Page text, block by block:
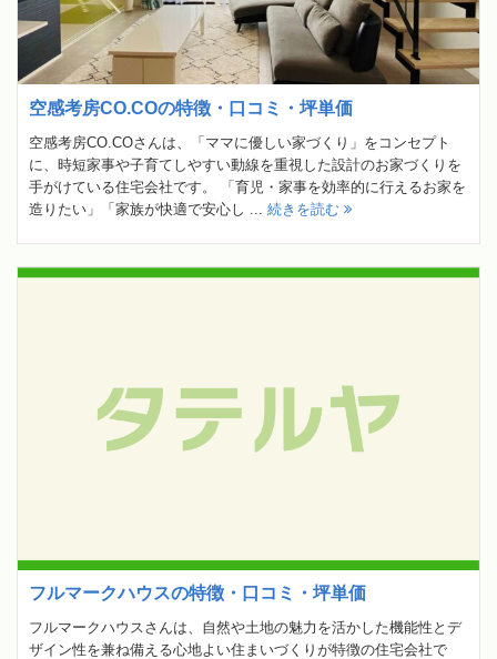
空感考房CO.COの特徴・口コミ・坪単価
空感考房CO.COさんは、「ママに優しい家づくり」をコンセプト
に、時短家事や子育てしやすい動線を重視した設計のお家づくりを
手がけている住宅会社です。 「育児・家事を効率的に行えるお家を
造りたい」「家族が快適で安心し ... 続きを読む
フルマークハウスの特徴・口コミ・坪単価
フルマークハウスさんは、自然や土地の魅力を活かした機能性とデ
ザイン性を兼ね備える心地よい住まいづくりが特徴の住宅会社で